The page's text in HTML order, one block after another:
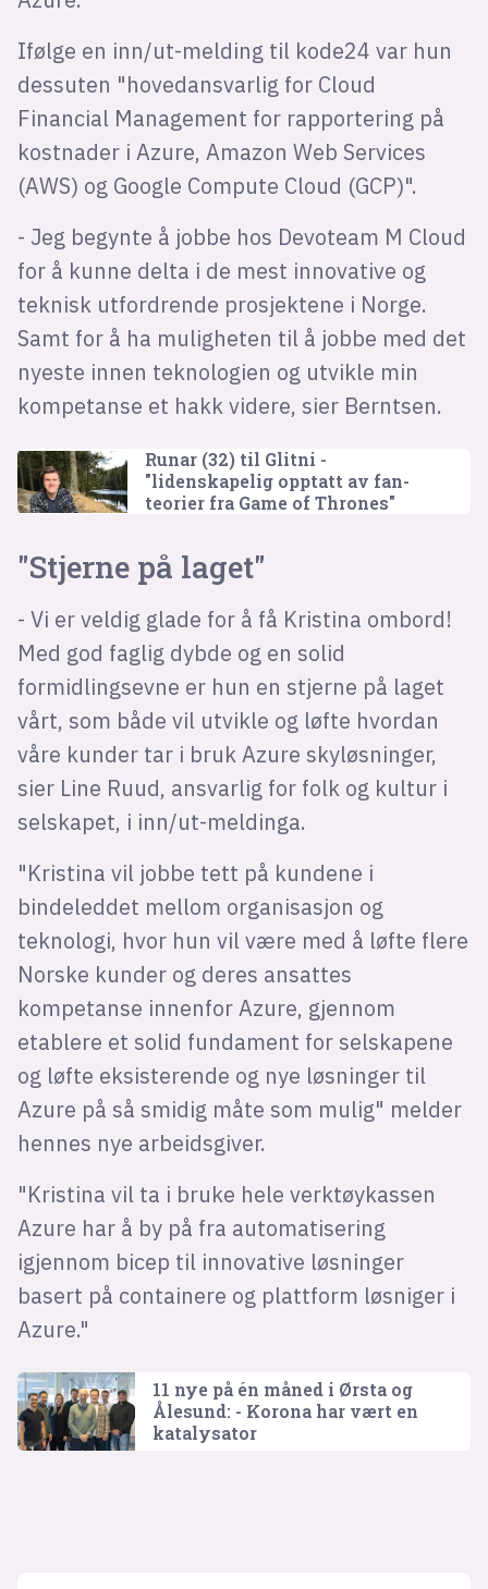
Ifølge en inn/ut-melding til kode24 var hun
dessuten "hovedansvarlig for Cloud
Financial Management for rapportering på
kostnader i Azure, Amazon Web Services
(AWS) og Google Compute Cloud (GCP)".
- Jeg begynte å jobbe hos Devoteam M Cloud
for å kunne delta i de mest innovative og
teknisk utfordrende prosjektene i Norge.
Samt for å ha muligheten til å jobbe med det
nyeste innen teknologien og utvikle min
kompetanse et hakk videre, sier Berntsen.
Runar (32) til Glitni -
"lidenskapelig opptatt av fan-
teorier fra Game of Thrones"
"Stjerne på laget"
- Vi er veldig glade for å få Kristina ombord!
Med god faglig dybde og en solid
formidlingsevne er hun en stjerne på laget
vårt, som både vil utvikle og løfte hvordan
våre kunder tar i bruk Azure skyløsninger,
sier Line Ruud, ansvarlig for folk og kultur i
selskapet, i inn/ut-meldinga.
"Kristina vil jobbe tett på kundene i
bindeleddet mellom organisasjon og
teknologi, hvor hun vil være med å løfte flere
Norske kunder og deres ansattes
kompetanse innenfor Azure, gjennom
etablere et solid fundament for selskapene
og løfte eksisterende og nye løsninger til
Azure på så smidig måte som mulig" melder
hennes nye arbeidsgiver.
"Kristina vil ta i bruke hele verktøykassen
Azure har å by på fra automatisering
igjennom bicep til innovative løsninger
basert på containere og plattform løsniger i
Azure."
11 nye på én måned i Ørsta og
Ålesund: - Korona har vært en
katalysator